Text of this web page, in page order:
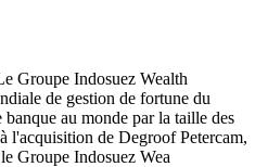
Groupe Indosuez Wealth
de gestion de fortune du
au monde par la taille des
l'acquisition de Degroof Petercam,
Groupe Indosuez Wea